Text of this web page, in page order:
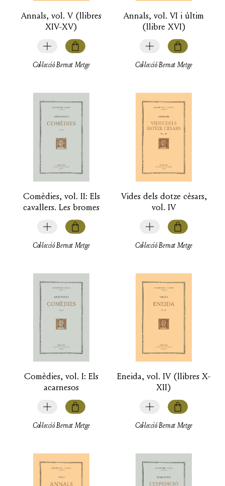
Annals, vol. V (llibres
XIV-XV)
Col·lecció Bernat Metge
Annals, vol. VI i últim
(llibre XVI)
Col·lecció Bernat Metge
Comèdies, vol. II: Els
cavallers. Les bromes
Col·lecció Bernat Metge
Vides dels dotze cèsars,
vol. IV
Col·lecció Bernat Metge
Comèdies, vol. I: Els
acarnesos
Col·lecció Bernat Metge
Eneida, vol. IV (llibres X-
XII)
Col·lecció Bernat Metge